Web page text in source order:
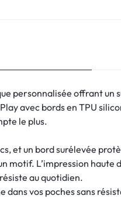
personnalisée offrant
avec bords en TPU
le plus.
et un bord surélevée
motif. L’impression
au quotidien.
vos poches sans